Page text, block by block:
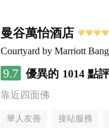
曼谷萬怡酒店
Courtyard by Marriott
9.7 優異的 1014 點評
靠近四面佛
華人友善 接站服務